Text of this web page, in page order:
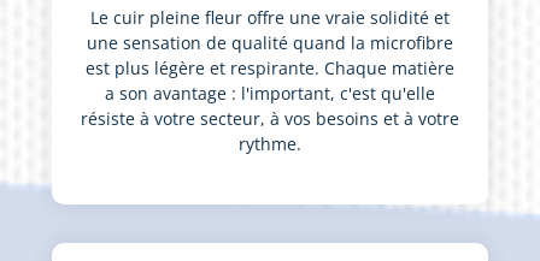
Le cuir pleine fleur offre une vraie solidité et
une sensation de qualité quand la microfibre
est plus légère et respirante. Chaque matière
a son avantage : l'important, c'est qu'elle
résiste à votre secteur, à vos besoins et à votre
rythme.